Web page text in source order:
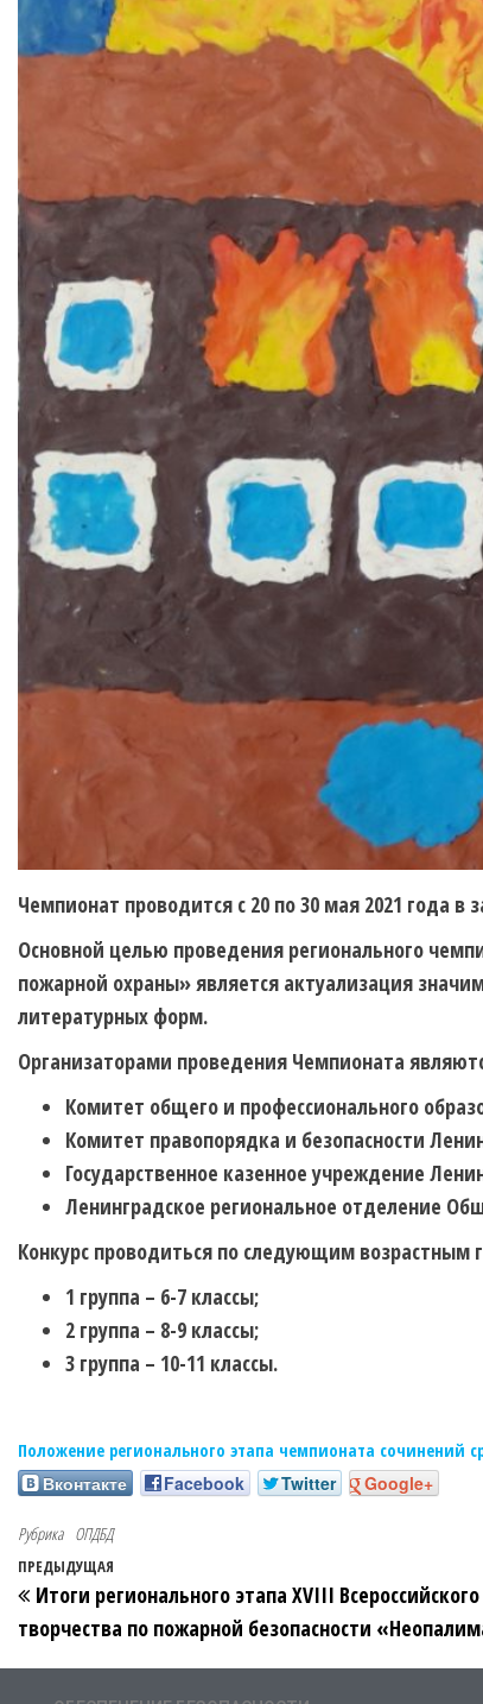
Чемпионат проводится с 20 по 30 мая 2021 года
Основной целью проведения регионального
пожарной охраны» является актуализация
литературных форм.
Организаторами проведения Чемпионата
Комитет общего и профессионального
Комитет правопорядка и безопасности
Государственное казенное учреждение
Ленинградское региональное отделение
Конкурс проводиться по следующим возрастным
1 группа – 6-7 классы;
2 группа – 8-9 классы;
3 группа – 10-11 классы.
Положение регионального этапа чемпионата сочинений
Вконтакте Facebook Twitter Google+
Рубрика ОПДБД
ПРЕДЫДУЩАЯ
Итоги регионального этапа XVIII
творчества по пожарной безопасности